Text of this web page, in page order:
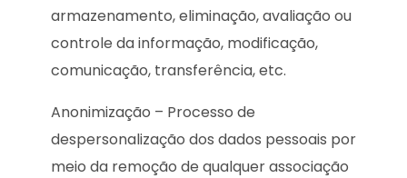
armazenamento, eliminação, avaliação ou
controle da informação, modificação,
comunicação, transferência, etc.
Anonimização – Processo de
despersonalização dos dados pessoais por
meio da remoção de qualquer associação